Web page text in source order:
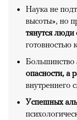
Наука не
высоты», но
тянутся люди
готовностью
Большинство
опасности, а
внутреннего
Успешных